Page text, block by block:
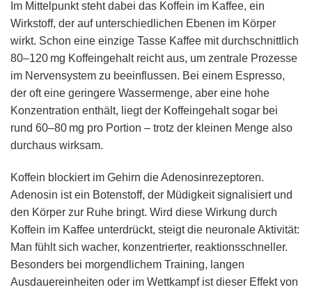
Im Mittelpunkt steht dabei das Koffein im Kaffee, ein
Wirkstoff, der auf unterschiedlichen Ebenen im Körper
wirkt. Schon eine einzige Tasse Kaffee mit durchschnittlich
80–120 mg Koffeingehalt reicht aus, um zentrale Prozesse
im Nervensystem zu beeinflussen. Bei einem Espresso,
der oft eine geringere Wassermenge, aber eine hohe
Konzentration enthält, liegt der Koffeingehalt sogar bei
rund 60–80 mg pro Portion – trotz der kleinen Menge also
durchaus wirksam.
Koffein blockiert im Gehirn die Adenosinrezeptoren.
Adenosin ist ein Botenstoff, der Müdigkeit signalisiert und
den Körper zur Ruhe bringt. Wird diese Wirkung durch
Koffein im Kaffee unterdrückt, steigt die neuronale Aktivität:
Man fühlt sich wacher, konzentrierter, reaktionsschneller.
Besonders bei morgendlichem Training, langen
Ausdauereinheiten oder im Wettkampf ist dieser Effekt von